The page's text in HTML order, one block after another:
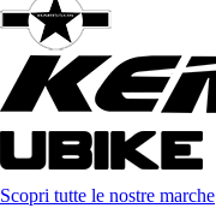
Scopri tutte le nostre marche